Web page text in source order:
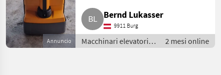
Annuncio
Bernd Lukasser
9911 Burg
Macchinari elevatori e
per magazzino /
2 mesi online